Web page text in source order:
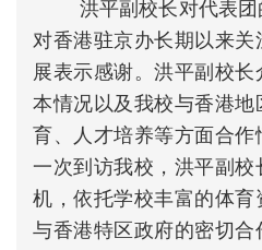
洪平副校长对代表团
对香港驻京办长期以来
展表示感谢。洪平副校
本情况以及我校与香港
育、人才培养等方面合
一次到访我校，洪平副
机，依托学校丰富的体
与香港特区政府的密切合